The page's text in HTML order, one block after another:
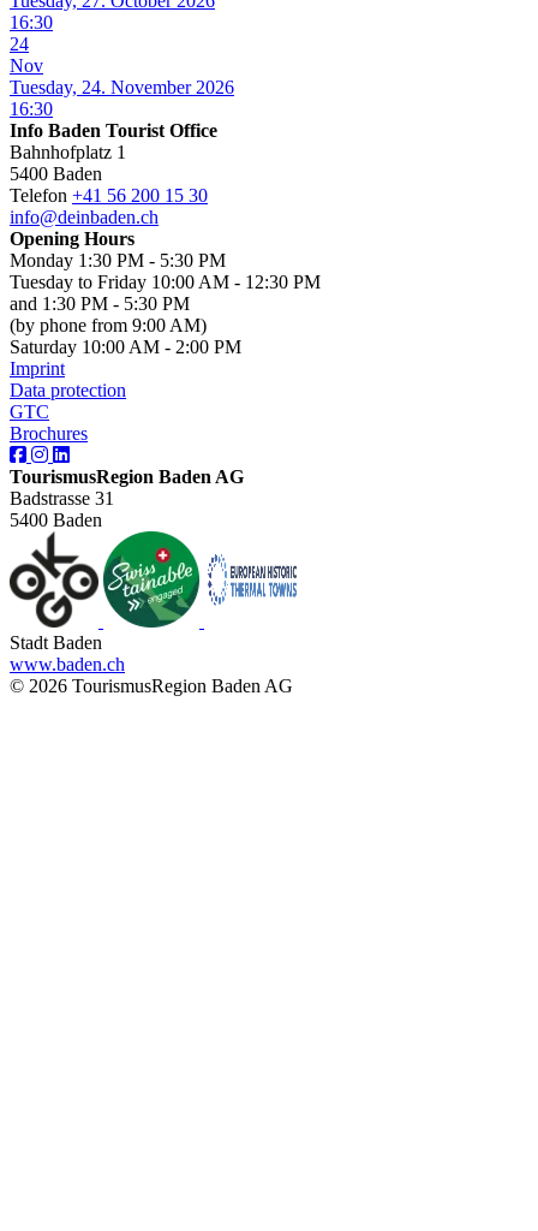
16:30
24
Nov
Tuesday, 24. November 2026
16:30
Info Baden Tourist Office
Bahnhofplatz 1
5400 Baden
Telefon +41 56 200 15 30
info@deinbaden.ch
Opening Hours
Monday 1:30 PM - 5:30 PM
Tuesday to Friday 10:00 AM - 12:30 PM
and 1:30 PM - 5:30 PM
(by phone from 9:00 AM)
Saturday 10:00 AM - 2:00 PM
Imprint
Data protection
GTC
Brochures
TourismusRegion Baden AG
Badstrasse 31
5400 Baden
Stadt Baden
www.baden.ch
© 2026 TourismusRegion Baden AG